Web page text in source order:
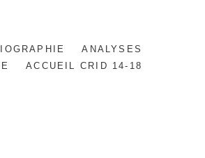
ANALYSES
ACCUEIL CRID 14-18